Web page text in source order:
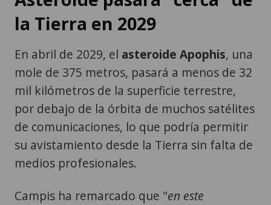
En abril de 2029, elasteroide Apophis
mil kilómetros de la superficie terrestre,
por debajo de la órbita de muchos satélites
de comunicaciones, lo que podría permitir
su avistamiento desde la Tierra sin falta de
medios profesionales.
Campis ha remarcado que "
ningún riesgo de desvío ", si bien en el futuro